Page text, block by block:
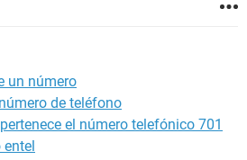
un número
de teléfono
el número telefónico 701
entel